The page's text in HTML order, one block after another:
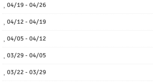
04/19 - 04/26
04/12 - 04/19
04/05 - 04/12
03/29 - 04/05
03/22 - 03/29